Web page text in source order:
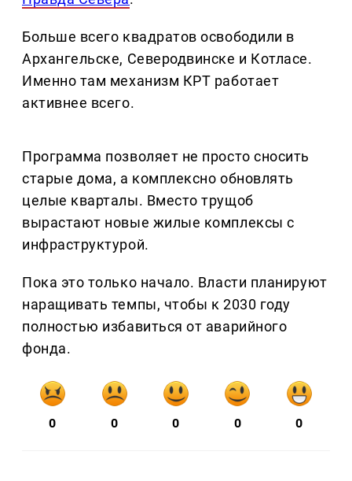
Больше всего квадратов освободили в
Архангельске, Северодвинске и Котласе.
Именно там механизм КРТ работает
активнее всего.
Программа позволяет не просто сносить
старые дома, а комплексно обновлять
целые кварталы. Вместо трущоб
вырастают новые жилые комплексы с
инфраструктурой.
Пока это только начало. Власти планируют
наращивать темпы, чтобы к 2030 году
полностью избавиться от аварийного
фонда.
0 0 0 0 0